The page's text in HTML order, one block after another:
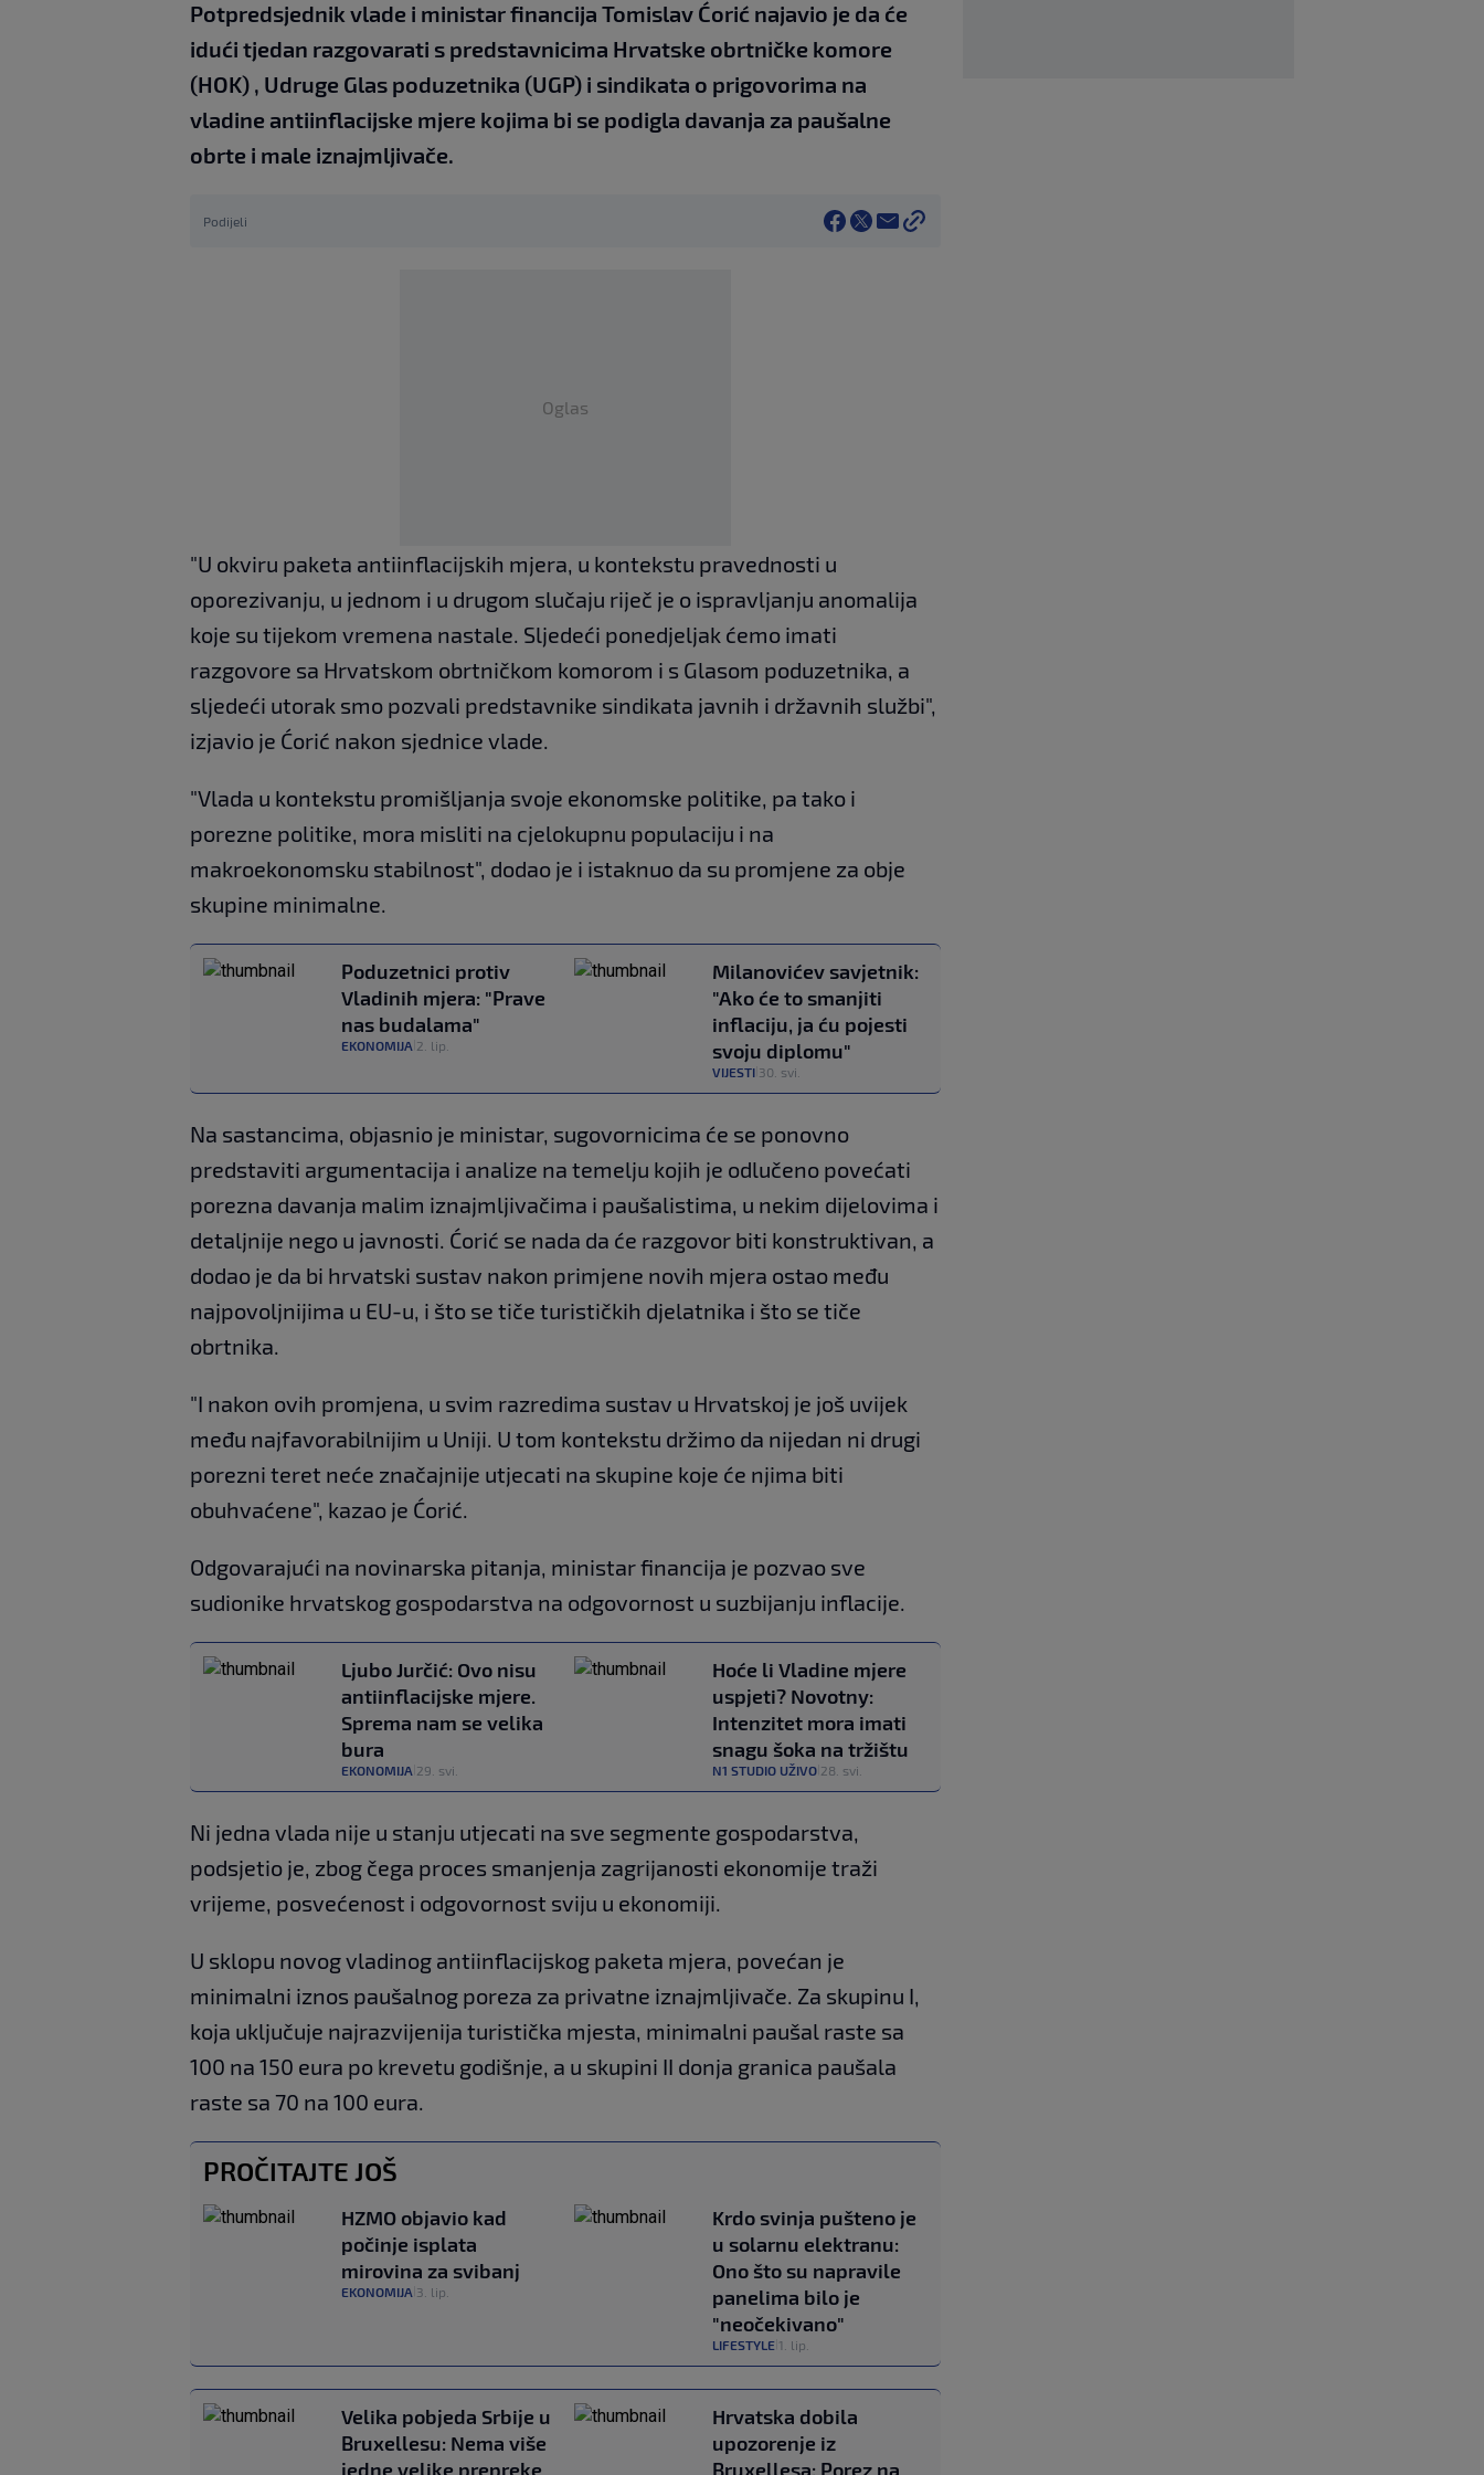
Potpredsjednik vlade i ministar financija Tomislav Ćorić najavio je da će
idući tjedan razgovarati s predstavnicima Hrvatske obrtničke komore
(HOK) , Udruge Glas poduzetnika (UGP) i sindikata o prigovorima na
vladine antiinflacijske mjere kojima bi se podigla davanja za paušalne
obrte i male iznajmljivače.
Podijeli
Oglas
"U okviru paketa antiinflacijskih mjera, u kontekstu pravednosti u
oporezivanju, u jednom i u drugom slučaju riječ je o ispravljanju anomalija
koje su tijekom vremena nastale. Sljedeći ponedjeljak ćemo imati
razgovore sa Hrvatskom obrtničkom komorom i s Glasom poduzetnika, a
sljedeći utorak smo pozvali predstavnike sindikata javnih i državnih službi",
izjavio je Ćorić nakon sjednice vlade.
"Vlada u kontekstu promišljanja svoje ekonomske politike, pa tako i
porezne politike, mora misliti na cjelokupnu populaciju i na
makroekonomsku stabilnost", dodao je i istaknuo da su promjene za obje
skupine minimalne.
Poduzetnici protiv
Vladinih mjera: "Prave
nas budalama"
EKONOMIJA 2. lip.
Milanovićev savjetnik:
"Ako će to smanjiti
inflaciju, ja ću pojesti
svoju diplomu"
VIJESTI 30. svi.
Na sastancima, objasnio je ministar, sugovornicima će se ponovno
predstaviti argumentacija i analize na temelju kojih je odlučeno povećati
porezna davanja malim iznajmljivačima i paušalistima, u nekim dijelovima i
detaljnije nego u javnosti. Ćorić se nada da će razgovor biti konstruktivan, a
dodao je da bi hrvatski sustav nakon primjene novih mjera ostao među
najpovoljnijima u EU-u, i što se tiče turističkih djelatnika i što se tiče
obrtnika.
"I nakon ovih promjena, u svim razredima sustav u Hrvatskoj je još uvijek
među najfavorabilnijim u Uniji. U tom kontekstu držimo da nijedan ni drugi
porezni teret neće značajnije utjecati na skupine koje će njima biti
obuhvaćene", kazao je Ćorić.
Odgovarajući na novinarska pitanja, ministar financija je pozvao sve
sudionike hrvatskog gospodarstva na odgovornost u suzbijanju inflacije.
Ljubo Jurčić: Ovo nisu
antiinflacijske mjere.
Sprema nam se velika
bura
EKONOMIJA 29. svi.
Hoće li Vladine mjere
uspjeti? Novotny:
Intenzitet mora imati
snagu šoka na tržištu
N1 STUDIO UŽIVO 28. svi.
Ni jedna vlada nije u stanju utjecati na sve segmente gospodarstva,
podsjetio je, zbog čega proces smanjenja zagrijanosti ekonomije traži
vrijeme, posvećenost i odgovornost sviju u ekonomiji.
U sklopu novog vladinog antiinflacijskog paketa mjera, povećan je
minimalni iznos paušalnog poreza za privatne iznajmljivače. Za skupinu I,
koja uključuje najrazvijenija turistička mjesta, minimalni paušal raste sa
100 na 150 eura po krevetu godišnje, a u skupini II donja granica paušala
raste sa 70 na 100 eura.
PROČITAJTE JOŠ
HZMO objavio kad
počinje isplata
mirovina za svibanj
EKONOMIJA 3. lip.
Krdo svinja pušteno je
u solarnu elektranu:
Ono što su napravile
panelima bilo je
"neočekivano"
LIFESTYLE 1. lip.
Velika pobjeda Srbije u
Bruxellesu: Nema više
jedne velike prepreke
Hrvatska dobila
upozorenje iz
Bruxellesa: Porez na